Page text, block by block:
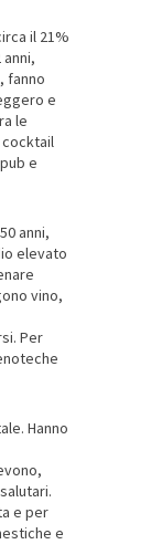
il 21%
fanno
e
le
e
anni,
elevato
vino,
Per
Hanno
e per
e